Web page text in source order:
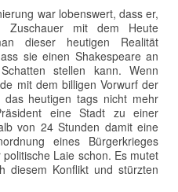
war lobenswert, dass er,
Zuschauer mit dem Heute
dieser heutigen Realität
sie einen Shakespeare an
stellen kann. Wenn
mit dem billigen Vorwurf der
heutigen tags nicht mehr
eine Stadt zu einer
von 24 Stunden damit eine
eines Bürgerkrieges
Laie schon. Es mutet
diesem Konflikt und stürzten